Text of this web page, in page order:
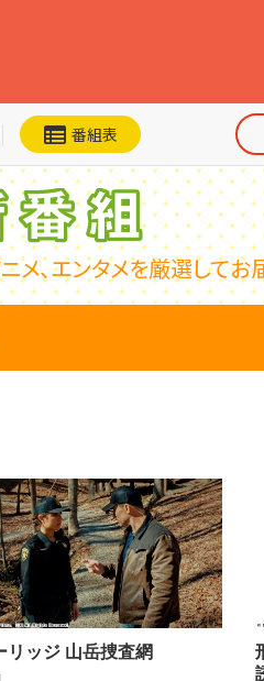
番組表
メ、エンタメを厳選してお
リッジ 山岳捜査網